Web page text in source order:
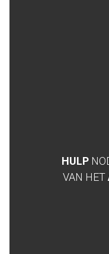
HULP
VAN HET